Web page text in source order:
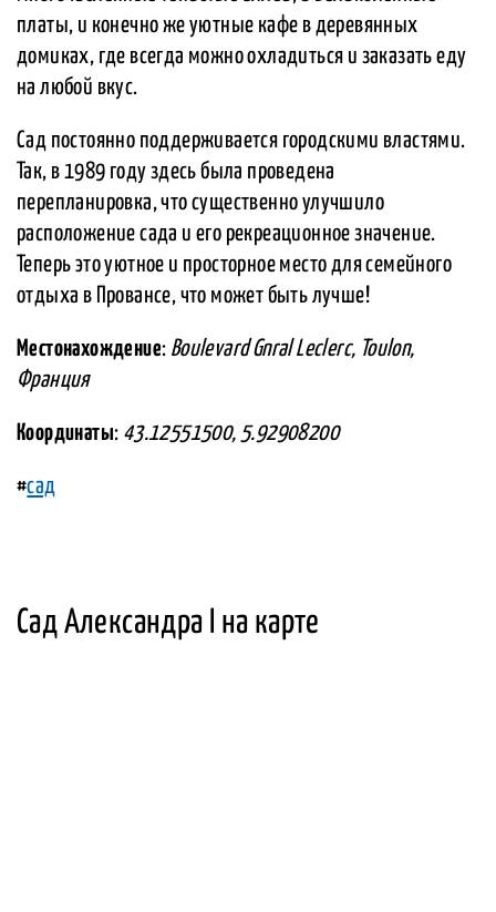
платы, и конечно же уютные кафе в деревянных
домиках, где всегда можно охладиться и заказать еду
на любой вкус.
Сад постоянно поддерживается городскими властями.
Так, в 1989 году здесь была проведена
перепланировка, что существенно улучшило
расположение сада и его рекреационное значение.
Теперь это уютное и просторное место для семейного
отдыха в Провансе, что может быть лучше!
Местонахождение: Boulevard Gnral Leclerc, Toulon,
Франция
Координаты: 43.12551500, 5.92908200
#сад
Сад Александра I на карте